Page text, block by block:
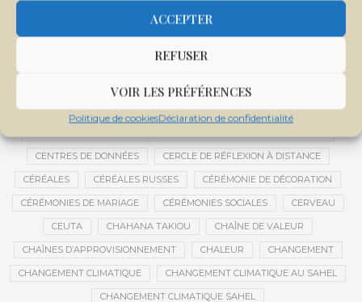
ACCEPTER
REFUSER
VOIR LES PRÉFÉRENCES
Politique de cookiesDéclaration de confidentialité
CENTRALE SOLAIRE DE SANANKOROBA
CENTRE D'INTELLIGENCE ARTIFICIELLE
CENTRE DE SANTÉ COMMUNAUTAIRE
CENTRE INTERNATIONAL DE CONFÉRENCES DE BAMAKO
CENTRE MALI
CENTRES DE DONNÉES CERCLE DE RÉFLEXION À DISTANCE
CÉRÉALES CÉRÉALES RUSSES CÉRÉMONIE DE DÉCORATION
CÉRÉMONIES DE MARIAGE CÉRÉMONIES SOCIALES CERVEAU
CEUTA CHAHANA TAKIOU CHAÎNE DE VALEUR
CHAÎNES D’APPROVISIONNEMENT CHALEUR CHANGEMENT
CHANGEMENT CLIMATIQUE CHANGEMENT CLIMATIQUE AU SAHEL
CHANGEMENT CLIMATIQUE SAHEL